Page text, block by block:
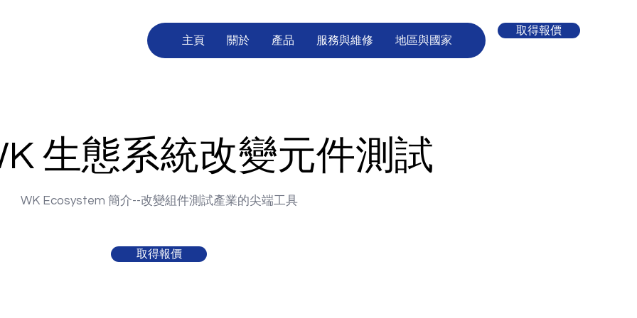
主頁 關於 產品 服務與維修 地區與國家
取得報價
生態系統改變元件測試
WK Ecosystem 簡介--改變組件測試產業的尖端工具
取得報價